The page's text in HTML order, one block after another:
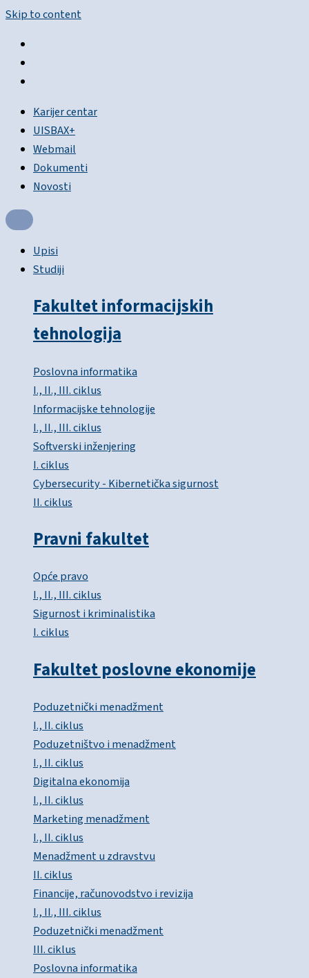
Skip to content
Karijer centar
UISBAX+
Webmail
Dokumenti
Novosti
Upisi
Studiji
Fakultet informacijskih
tehnologija
Poslovna informatika
I., II., III. ciklus
Informacijske tehnologije
I., II., III. ciklus
Softverski inženjering
I. ciklus
Cybersecurity - Kibernetička sigurnost
II. ciklus
Pravni fakultet
Opće pravo
I., II., III. ciklus
Sigurnost i kriminalistika
I. ciklus
Fakultet poslovne ekonomije
Poduzetnički menadžment
I., II. ciklus
Poduzetništvo i menadžment
I., II. ciklus
Digitalna ekonomija
I., II. ciklus
Marketing menadžment
I., II. ciklus
Menadžment u zdravstvu
II. ciklus
Financije, računovodstvo i revizija
I., II., III. ciklus
Poduzetnički menadžment
III. ciklus
Poslovna informatika